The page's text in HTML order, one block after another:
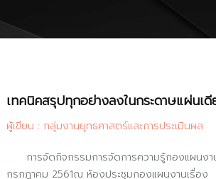
เทคนิคสรุปทุกอย่างลงในกระดาษแผ่นเ
ผู้เขียน : กลุ่มงานยุทธศาสตร์และการประเมินผล
การจัดกิจกรรมการจัดการความรู้กองแผนง
กรกฎาคม 2561ณ ห้องประชุมกองแผนงานเรื่อง